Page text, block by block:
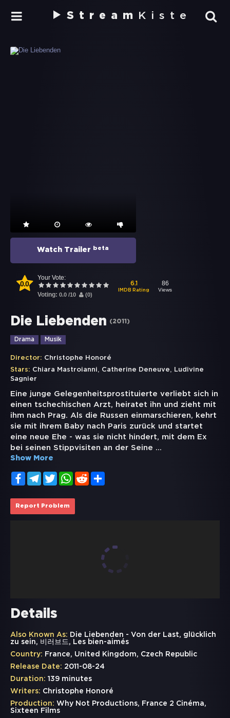
Stream Kiste
Watch Trailer beta
0.0
Your Vote:
Voting: 0.0 /10 (0)
6.1
IMDB Rating
86
Views
Die Liebenden (2011 )
Drama Musik
Director: Christophe Honoré
Stars: Chiara Mastroianni, Catherine Deneuve,
Ludivine
Sagnier
Eine junge Gelegenheitsprostituierte verliebt sich in
einen tschechischen Arzt, heiratet ihn und zieht mit
ihm nach Prag. Als die Russen einmarschieren, kehrt
sie mit ihrem Baby nach Paris zurück und startet
eine neue Ehe - was sie nicht hindert, mit dem Ex
bei seinen Stippvisiten an der Seine ...
Show More
FacebookTelegramTwitterWhatsApp
Reddit
Report Problem
Details
Also Known As: Die Liebenden - Von der Last, glücklich
zu sein, 비러브드, Les bien-aimés
Country: France, United Kingdom, Czech Republic
Release Date: 2011-08-24
Duration: 139 minutes
Writers: Christophe Honoré
Production: Why Not Productions, France 2 Cinéma,
Sixteen Films